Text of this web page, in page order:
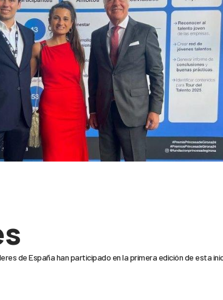
de España han participado en la primera edición de esta